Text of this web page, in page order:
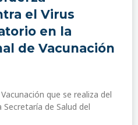
el Virus
en la
de Vacunación
que se realiza del
de Salud del